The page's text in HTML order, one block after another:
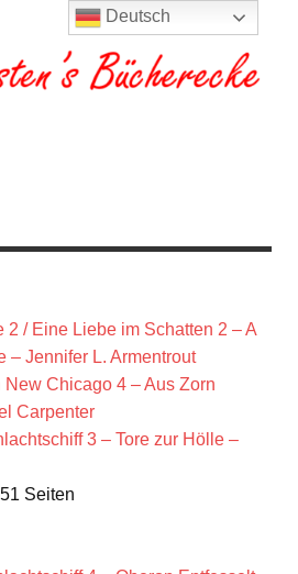
2 / Eine Liebe im Schatten 2 – A
– Jennifer L. Armentrout
New Chicago 4 – Aus Zorn
Carpenter
3 – Tore zur Hölle –
Seiten
Deutsch